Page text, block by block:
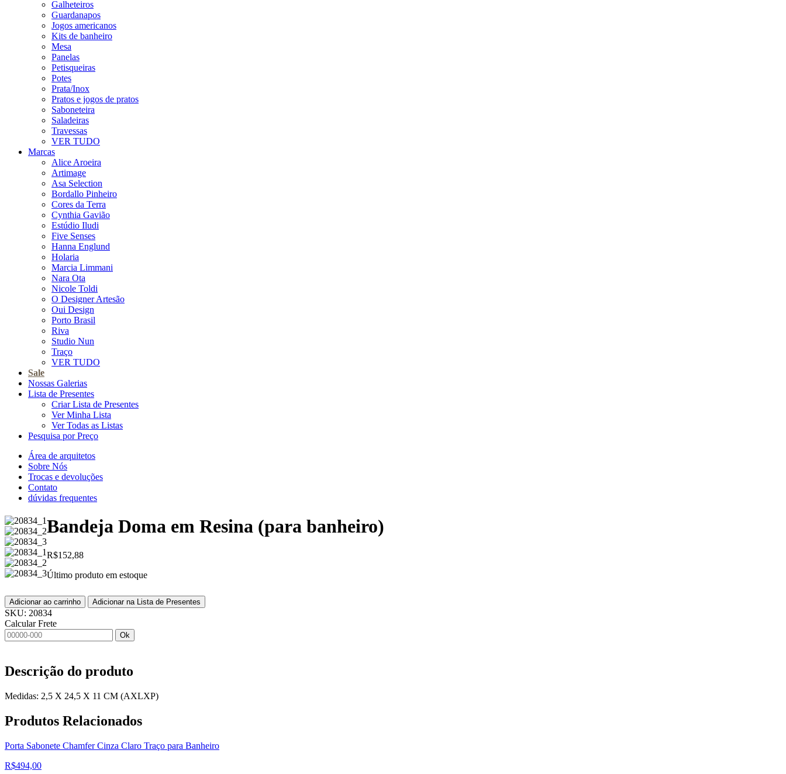
Galheteiros
Guardanapos
Jogos americanos
Kits de banheiro
Mesa
Panelas
Petisqueiras
Potes
Prata/Inox
Pratos e jogos de pratos
Saboneteira
Saladeiras
Travessas
VER TUDO
Marcas
Alice Aroeira
Artimage
Asa Selection
Bordallo Pinheiro
Cores da Terra
Cynthia Gavião
Estúdio Iludi
Five Senses
Hanna Englund
Holaria
Marcia Limmani
Nara Ota
Nicole Toldi
O Designer Artesão
Oui Design
Porto Brasil
Riva
Studio Nun
Traço
VER TUDO
Sale
Nossas Galerias
Lista de Presentes
Criar Lista de Presentes
Ver Minha Lista
Ver Todas as Listas
Pesquisa por Preço
Área de arquitetos
Sobre Nós
Trocas e devoluções
Contato
dúvidas frequentes
Bandeja Doma em Resina (para banheiro)
R$152,88
Último produto em estoque
Adicionar ao carrinho Adicionar na Lista de Presentes
SKU: 20834
Calcular Frete
Ok
Descrição do produto
Medidas: 2,5 X 24,5 X 11 CM (AXLXP)
Produtos Relacionados
Porta Sabonete Chamfer Cinza Claro Traço para Banheiro
R$494,00